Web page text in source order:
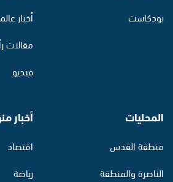
بودكاست
أخبار
مقالات
فيديو
المحليات
منطقة القدس
الناصرة والمنطقة
أخبار
اقتصاد
رياضة